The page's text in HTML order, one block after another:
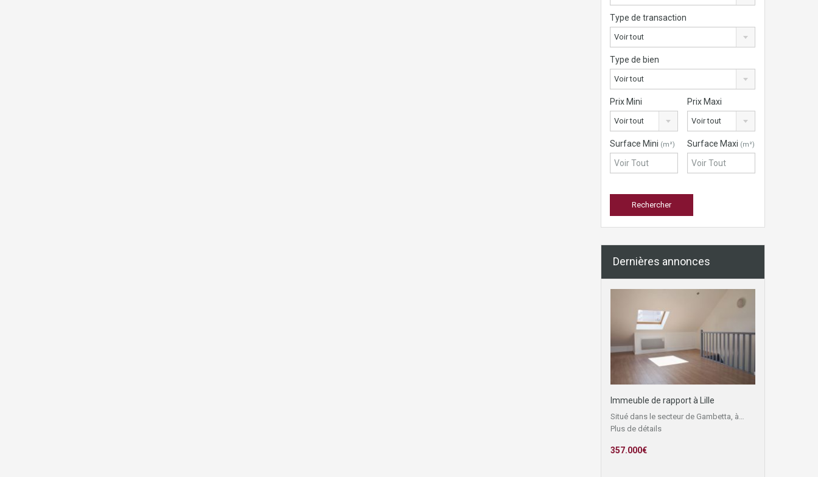
Type de transaction
Voir tout
Type de bien
Voir tout
Prix Mini
Voir tout
Prix Maxi
Voir tout
Surface Mini (m²) Surface Maxi (m²)
Dernières annonces
Immeuble de rapport à Lille
Situé dans le secteur de Gambetta, à…
Plus de détails
357.000€